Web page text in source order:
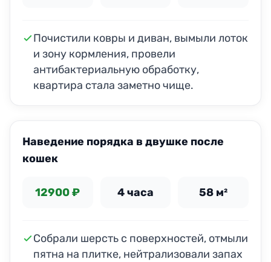
Почистили ковры и диван, вымыли лоток
и зону кормления, провели
антибактериальную обработку,
квартира стала заметно чище.
Наведение порядка в двушке после
кошек
12900 ₽ 4 часа 58 м²
Собрали шерсть с поверхностей, отмыли
пятна на плитке, нейтрализовали запах